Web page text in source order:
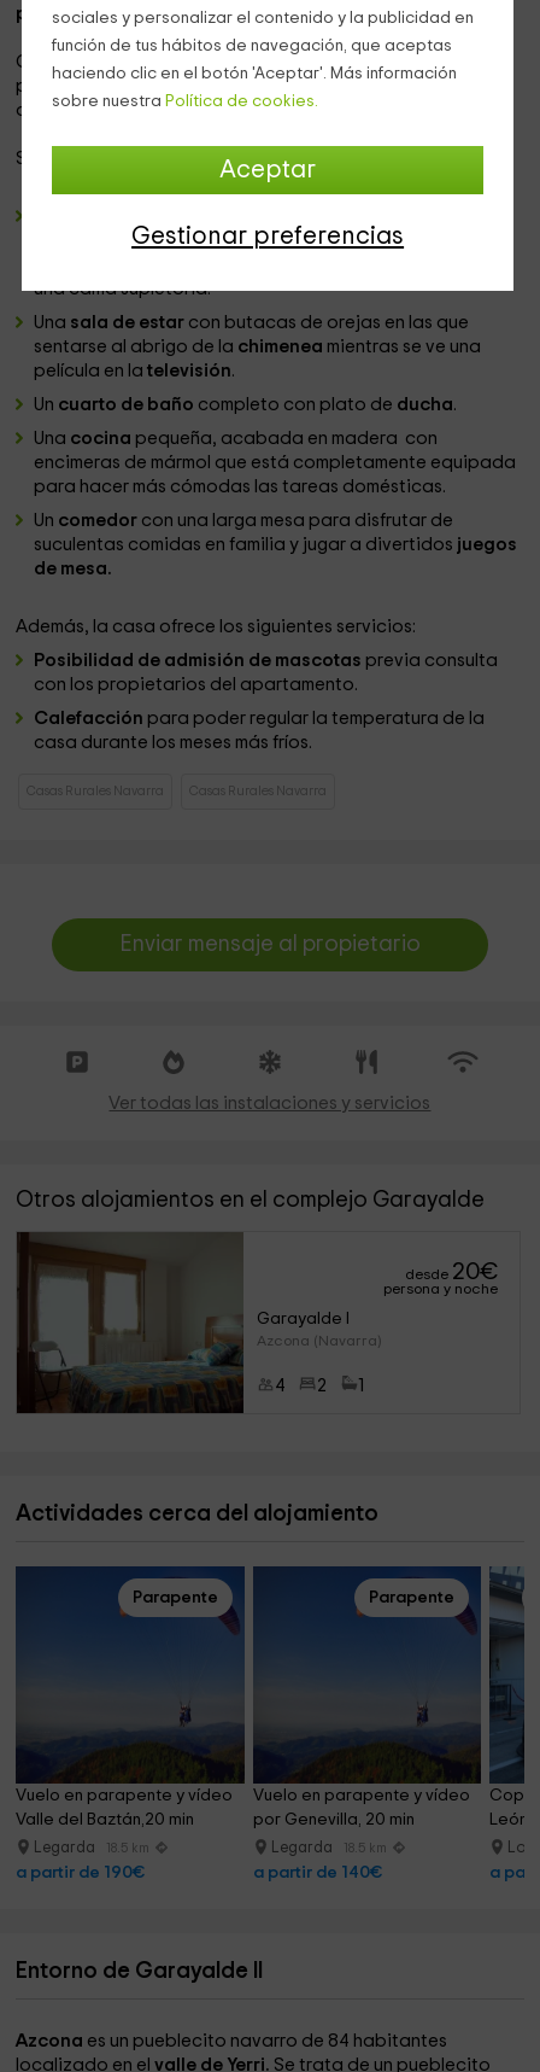
sociales y personalizar el contenido y la publicidad en
función de tus hábitos de navegación, que aceptas
haciendo clic en el botón 'Aceptar'. Más información
sobre nuestra Política de cookies.
Aceptar
Gestionar preferencias
plantasy forma complejo con otra vivienda.
Con capacidad para 3 personas
, esta casa es ideal para
parejas que quieran escaparse al campo un fin de semana
o para matrimonios con hijos pequeños.
Se divide en las siguientes habitaciones:
amplio armario de madera para colocar cómodamente
una cama supletoria.
Una sala de estar con butacas de orejas en las que
sentarse al abrigo de la chimenea mientras se ve una
película en latelevisión.
Un cuarto de baño completo con plato de ducha.
Una cocina pequeña, acabada en madera con
encimeras de mármol que está completamente equipada
para hacer más cómodas las tareas domésticas.
Un comedor con una larga mesa para disfrutar de
suculentas comidas en familia y jugar a divertidos juegos
de mesa.
Además, la casa ofrece los siguientes servicios:
Posibilidad de admisión de mascotas previa consulta
con los propietarios del apartamento.
Calefacción para poder regular la temperatura de la
casa durante los meses más fríos.
Casas Rurales Navarra Casas Rurales Navarra
Enviar mensaje al propietario
Ver todas las instalaciones y servicios
Otros alojamientos en el complejo Garayalde
desde 20€
persona y noche
Garayalde I
Azcona (Navarra)
4 2
Actividades cerca del alojamiento
Parapente
Vuelo en parapente y vídeo
Valle del Baztán,20 min
Legarda 18.5 km
a partir de 190€
Parapente
Vuelo en parapente y vídeo
por Genevilla, 20 min
Legarda 18.5 km
a partir de 140€
León
Los
a
Entorno de Garayalde II
Azcona es un pueblecito navarro de 84 habitantes
localizado en el valle de Yerri. Se trata de un pueblecito